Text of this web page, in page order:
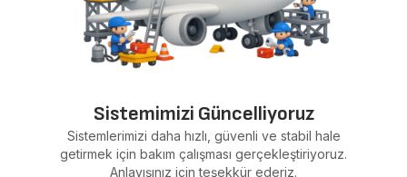
Sistemimizi Güncelliyoruz
Sistemlerimizi daha hızlı, güvenli ve stabil hale
getirmek için bakım çalışması gerçekleştiriyoruz.
Anlayışınız için teşekkür ederiz.